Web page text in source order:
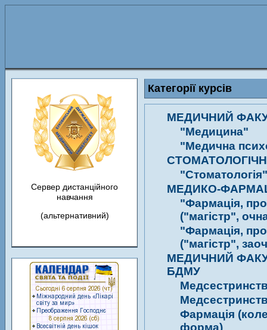
Сервер дистанційного
навчання
(альтернативний)
Категорії курсів
"Медицина"
"Медична
"Стоматологія"
МЕДИКО-
"Фармація,
("магістр",
"Фармація,
("магістр",
МЕДИЧНИЙ
БДМУ
Фармація
форма)